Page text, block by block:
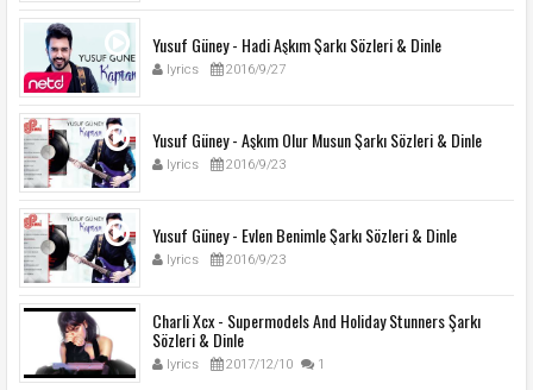
Yusuf Güney - Hadi Aşkım Şarkı Sözleri & Dinle
lyrics 2016/9/27
Yusuf Güney - Aşkım Olur Musun Şarkı Sözleri & Dinle
lyrics 2016/9/23
Yusuf Güney - Evlen Benimle Şarkı Sözleri & Dinle
lyrics 2016/9/23
Charli Xcx - Supermodels And Holiday Stunners Şarkı
Sözleri & Dinle
lyrics 2017/12/10 1